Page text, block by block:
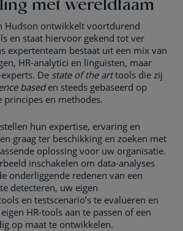
Hudson ontwikkelt voortdurend
en staat hiervoor gekend tot ver
expertenteam bestaat uit een mix van
HR-analytici en linguïsten, maar
De state of the arttools die zij
baseden steeds gebaseerd op
principes en methodes.
hun expertise, ervaring en
graag ter beschikking en zoeken met
oplossing voor uw organisatie.
inschakelen om data-analyses
onderliggende redenen van een
detecteren, uw eigen
en testscenario’s te evalueren en
HR-tools aan te passen of een
op maat te ontwikkelen.